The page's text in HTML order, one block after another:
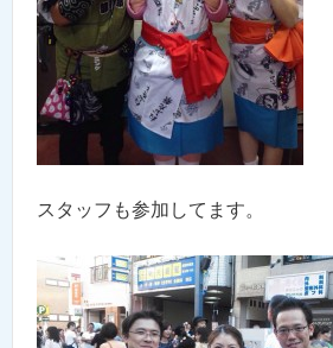
スタッフも参加してます。